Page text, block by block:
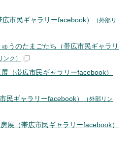
市民ギャラリーfacebook）
（外部リ
うのたまごたち（帯広市民ギャラリ
ンク）
（帯広市民ギャラリーfacebook）
民ギャラリーfacebook）
（外部リン
展（帯広市民ギャラリーfacebook）